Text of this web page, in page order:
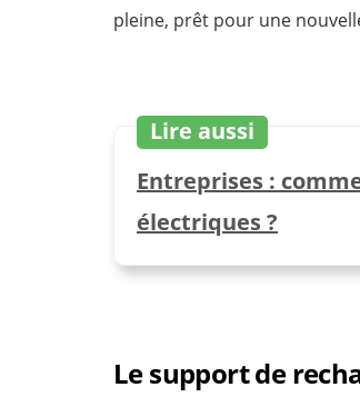
pleine, prêt pour une
Lire aussi
Entreprises :
électriques ?
Le support de